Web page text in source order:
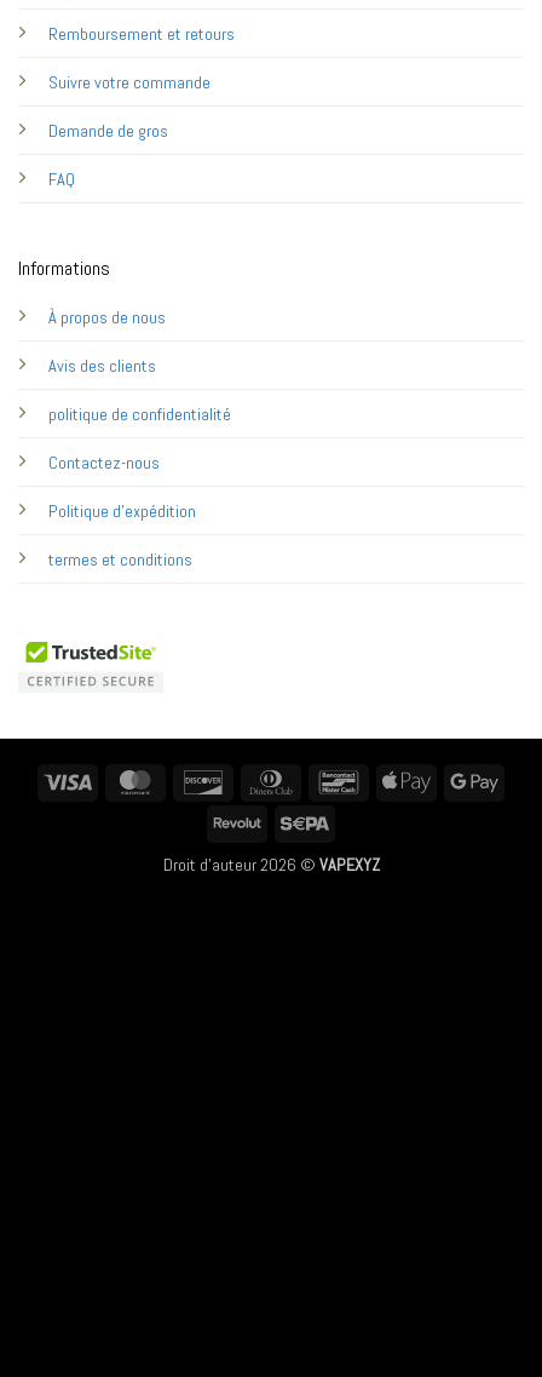
Remboursement et retours
Suivre votre commande
Demande de gros
FAQ
Informations
À propos de nous
Avis des clients
politique de confidentialité
Contactez-nous
Politique d'expédition
termes et conditions
Visa MasterCard Discover
Dinners
BancontactApple
Revolut
Droit d'auteur 2026 © VAPEXYZ